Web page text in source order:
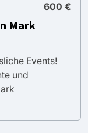
600 €
Mark
Events!
und